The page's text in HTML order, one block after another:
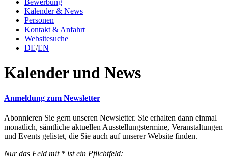
Bewerbung
Kalender & News
Personen
Kontakt & Anfahrt
Websitesuche
DE/EN
Kalender und News
Anmeldung zum Newsletter
Abonnieren Sie gern unseren Newsletter. Sie erhalten dann einmal
monatlich, sämtliche aktuellen Ausstellungstermine, Veranstaltungen
und Events gelistet, die Sie auch auf unserer Website finden.
Nur das Feld mit * ist ein Pflichtfeld: